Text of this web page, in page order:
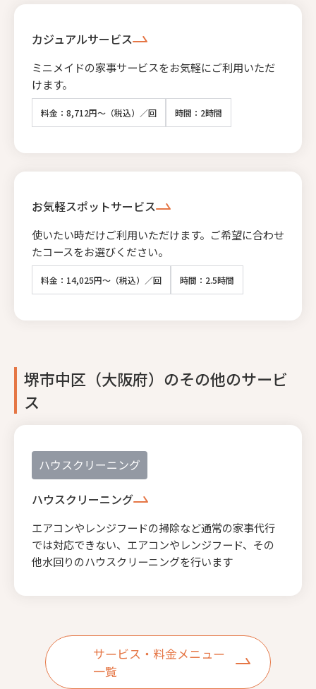
カジュアルサービス
ミニメイドの家事サービスをお気軽にご利用いただ
けます。
料金：8,712円～（税込）／回 時間：2時間
お気軽スポットサービス
使いたい時だけご利用いただけます。ご希望に合わせ
たコースをお選びください。
料金：14,025円～（税込）／回 時間：2.5時間
堺市中区（大阪府）のその他のサービ
ス
ハウスクリーニング
ハウスクリーニング
エアコンやレンジフードの掃除など通常の家事代行
では対応できない、エアコンやレンジフード、その
他水回りのハウスクリーニングを行います
サービス・料金メニュー
一覧